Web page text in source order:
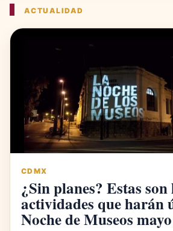
ACTUALIDAD
CDMX
¿Sin planes? Estas son
actividades que harán
Noche de Museos